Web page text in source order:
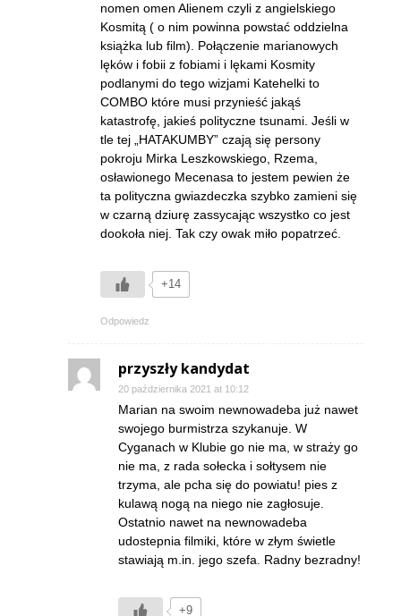
nomen omen Alienem czyli z angielskiego
Kosmitą ( o nim powinna powstać oddzielna
książka lub film). Połączenie marianowych
lęków i fobii z fobiami i lękami Kosmity
podlanymi do tego wizjami Katehelki to
COMBO które musi przynieść jakąś
katastrofę, jakieś polityczne tsunami. Jeśli w
tle tej „HATAKUMBY” czają się persony
pokroju Mirka Leszkowskiego, Rzema,
osławionego Mecenasa to jestem pewien że
ta polityczna gwiazdeczka szybko zamieni się
w czarną dziurę zassycając wszystko co jest
dookoła niej. Tak czy owak miło popatrzeć.
+14
Odpowiedz
przyszły kandydat
20 października 2021 at 10:12
Marian na swoim newnowadeba już nawet
swojego burmistrza szykanuje. W
Cyganach w Klubie go nie ma, w straży go
nie ma, z rada sołecka i sołtysem nie
trzyma, ale pcha się do powiatu! pies z
kulawą nogą na niego nie zagłosuje.
Ostatnio nawet na newnowadeba
udostepnia filmiki, które w złym świetle
stawiają m.in. jego szefa. Radny bezradny!
+9